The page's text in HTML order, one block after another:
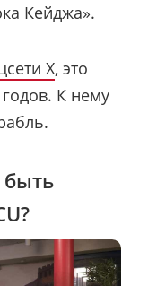
Кейджа».
X, это
годов. К нему